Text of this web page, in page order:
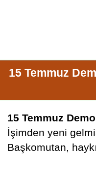
15 Temmuz
15 Temmuz
İşimden yeni
Başkomutan,